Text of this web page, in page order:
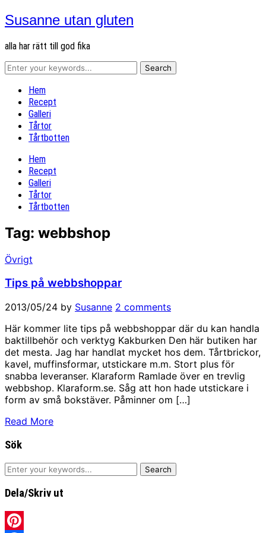
Susanne utan gluten
alla har rätt till god fika
Hem
Recept
Galleri
Tårtor
Tårtbotten
Hem
Recept
Galleri
Tårtor
Tårtbotten
Tag: webbshop
Övrigt
Tips på webbshoppar
2013/05/24 by Susanne 2 comments
Här kommer lite tips på webbshoppar där du kan handla
baktillbehör och verktyg Kakburken Den här butiken har
det mesta. Jag har handlat mycket hos dem. Tårtbrickor,
kavel, muffinsformar, utstickare m.m. Stort plus för
snabba leveranser. Klaraform Ramlade över en trevlig
webbshop. Klaraform.se. Såg att hon hade utstickare i
form av små bokstäver. Påminner om […]
Read More
Sök
Dela/Skriv ut